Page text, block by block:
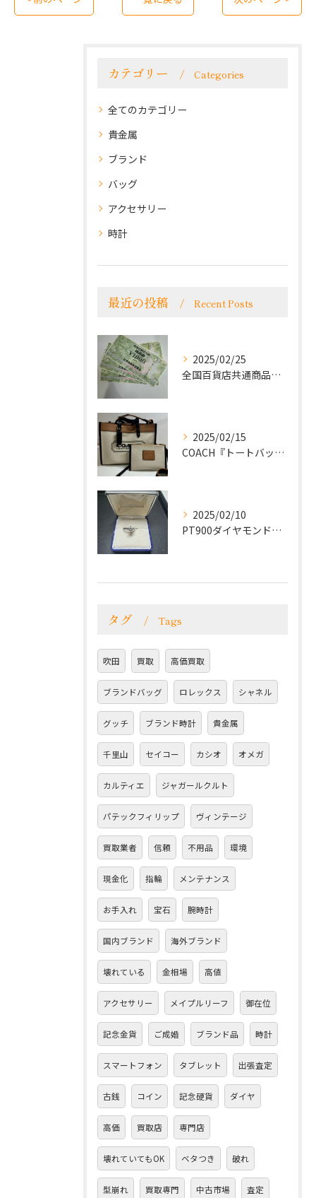
カテゴリー Categories
全てのカテゴリー
貴金属
ブランド
バッグ
アクセサリー
時計
最近の投稿 Recent Posts
2025/02/25
全国百貨店共通商品券をお買取致しました！
2025/02/15
COACH『トートバッグ』をお買取致しました！
2025/02/10
PT900ダイヤモンドリングをお買取致しました！
タグ Tags
吹田 買取 高価買取
ブランドバッグ ロレックス シャネル
グッチ ブランド時計 貴金属
千里山 セイコー カシオ オメガ
カルティエ ジャガールクルト
パテックフィリップ ヴィンテージ
買取業者 信頼 不用品 環境
現金化 指輪 メンテナンス
お手入れ 宝石 腕時計
国内ブランド 海外ブランド
壊れている 金相場 高値
アクセサリー メイプルリーフ 御在位
記念金貨 ご成婚 ブランド品 時計
スマートフォン タブレット 出張査定
古銭 コイン 記念硬貨 ダイヤ
高価 買取店 専門店
壊れていてもOK ベタつき 破れ
型崩れ 買取専門 中古市場 査定